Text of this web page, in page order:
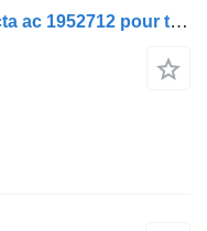
Flexible de climatisation Conducta ac 1952712 pour tracteur routier DAF XF